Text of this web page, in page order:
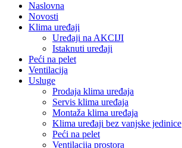
Naslovna
Novosti
Klima uređaji
Uređaji na AKCIJI
Istaknuti uređaji
Peći na pelet
Ventilacija
Usluge
Prodaja klima uređaja
Servis klima uređaja
Montaža klima uređaja
Klima uređaji bez vanjske jedinice
Peći na pelet
Ventilacija prostora